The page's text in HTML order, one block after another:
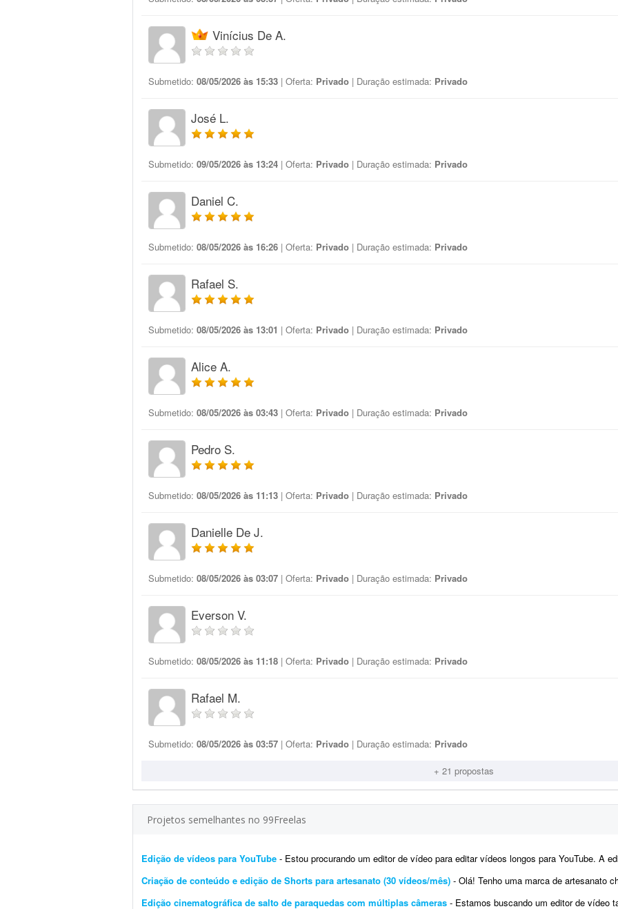
Vinícius De A.
Submetido: 08/05/2026 às 15:33 | Oferta: Privado | Duração estimada: Privado
José L.
Submetido: 09/05/2026 às 13:24 | Oferta: Privado | Duração estimada: Privado
Daniel C.
Submetido: 08/05/2026 às 16:26 | Oferta: Privado | Duração estimada: Privado
Rafael S.
Submetido: 08/05/2026 às 13:01 | Oferta: Privado | Duração estimada: Privado
Alice A.
Submetido: 08/05/2026 às 03:43 | Oferta: Privado | Duração estimada: Privado
Pedro S.
Submetido: 08/05/2026 às 11:13 | Oferta: Privado | Duração estimada: Privado
Danielle De J.
Submetido: 08/05/2026 às 03:07 | Oferta: Privado | Duração estimada: Privado
Everson V.
Submetido: 08/05/2026 às 11:18 | Oferta: Privado | Duração estimada: Privado
Rafael M.
Submetido: 08/05/2026 às 03:57 | Oferta: Privado | Duração estimada: Privado
+ 21 propostas
Projetos semelhantes no 99Freelas
Edição de vídeos para YouTube - Estou procurando um editor de vídeo para editar vídeos longos para YouTube. A edição não precisa ser
Criação de conteúdo e edição de Shorts para artesanato (30 vídeos/mês) - Olá! Tenho uma marca de artesanato chamada Carioca Artesanato, especializada
Edição cinematográfica de salto de paraquedas com múltiplas câmeras - Estamos buscando um editor de vídeo talentoso para criar uma edição